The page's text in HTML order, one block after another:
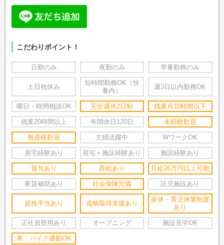
こだわりポイント！
日勤のみ 夜勤のみ 早番勤務のみ
土日祝休み
短時間勤務OK（扶
養内）
週3日以内勤務OK
曜日・時間相談OK 完全週休2日制 残業月10時間以下
残業20時間以上 年間休日120日 未経験歓迎
無資格歓迎 主婦活躍中 WワークOK
居宅経験あり 居宅＋施設経験あり 施設経験あり
賞与あり 昇給あり 月給26万円以上可能
家賃補助あり 社会保険完備 託児施設あり
資格手当あり 資格取得支援あり
産休・育児休業制度
あり
正社員登用あり オープニング 施設見学OK
車・バイク通勤OK